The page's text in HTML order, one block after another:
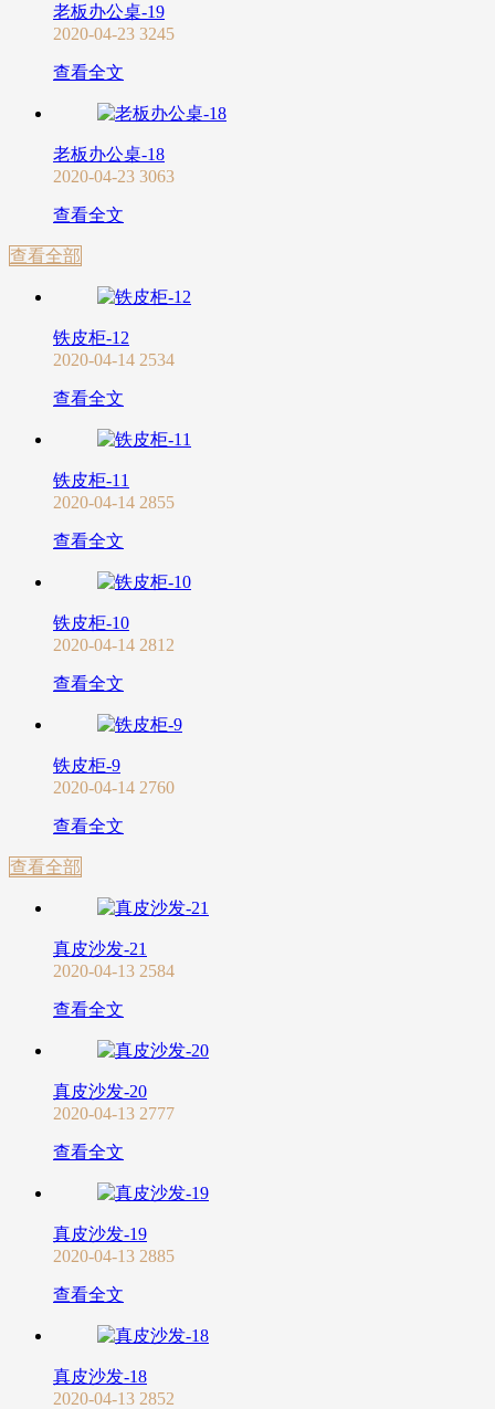
老板办公桌-19
2020-04-23 3245
查看全文
老板办公桌-18
2020-04-23 3063
查看全文
查看全部
铁皮柜-12
2020-04-14 2534
查看全文
铁皮柜-11
2020-04-14 2855
查看全文
铁皮柜-10
2020-04-14 2812
查看全文
铁皮柜-9
2020-04-14 2760
查看全文
查看全部
真皮沙发-21
2020-04-13 2584
查看全文
真皮沙发-20
2020-04-13 2777
查看全文
真皮沙发-19
2020-04-13 2885
查看全文
真皮沙发-18
2020-04-13 2852